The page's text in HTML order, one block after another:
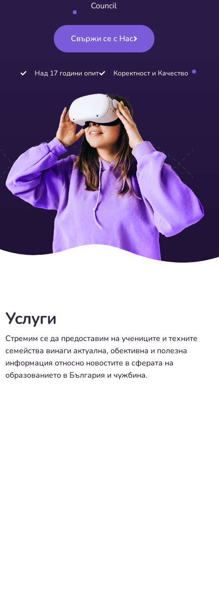
Council
Свържи се с Нас
Над 17 години опит Коректност и Качество
Услуги
Стремим се да предоставим на учениците и техните
семейства винаги актуална, обективна и полезна
информация относно новостите в сферата на
образованието в България и чужбина.